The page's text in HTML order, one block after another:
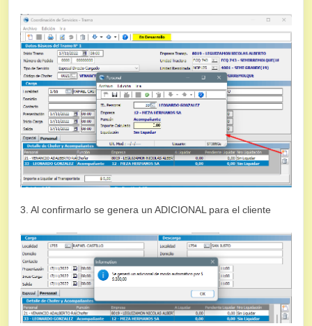
3. Al confirmarlo se genera un ADICIONAL para el cliente